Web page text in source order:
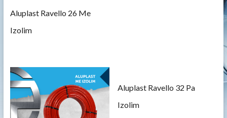
Aluplast Ravello 26 Me
Izolim
Aluplast Ravello 32 Pa
Izolim